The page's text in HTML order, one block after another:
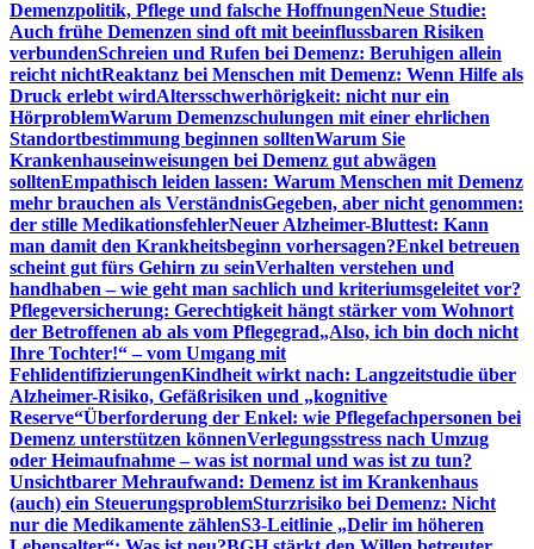
Demenzpolitik, Pflege und falsche HoffnungenNeue Studie:
Auch frühe Demenzen sind oft mit beeinflussbaren Risiken
verbundenSchreien und Rufen bei Demenz: Beruhigen allein
reicht nichtReaktanz bei Menschen mit Demenz: Wenn Hilfe als
Druck erlebt wirdAltersschwerhörigkeit: nicht nur ein
HörproblemWarum Demenzschulungen mit einer ehrlichen
Standortbestimmung beginnen solltenWarum Sie
Krankenhauseinweisungen bei Demenz gut abwägen
solltenEmpathisch leiden lassen: Warum Menschen mit Demenz
mehr brauchen als VerständnisGegeben, aber nicht genommen:
der stille MedikationsfehlerNeuer Alzheimer-Bluttest: Kann
man damit den Krankheitsbeginn vorhersagen?Enkel betreuen
scheint gut fürs Gehirn zu seinVerhalten verstehen und
handhaben – wie geht man sachlich und kriteriumsgeleitet vor?
Pflegeversicherung: Gerechtigkeit hängt stärker vom Wohnort
der Betroffenen ab als vom Pflegegrad„Also, ich bin doch nicht
Ihre Tochter!“ – vom Umgang mit
FehlidentifizierungenKindheit wirkt nach: Langzeitstudie über
Alzheimer-Risiko, Gefäßrisiken und „kognitive
Reserve“Überforderung der Enkel: wie Pflegefachpersonen bei
Demenz unterstützen könnenVerlegungsstress nach Umzug
oder Heimaufnahme – was ist normal und was ist zu tun?
Unsichtbarer Mehraufwand: Demenz ist im Krankenhaus
(auch) ein SteuerungsproblemSturzrisiko bei Demenz: Nicht
nur die Medikamente zählenS3-Leitlinie „Delir im höheren